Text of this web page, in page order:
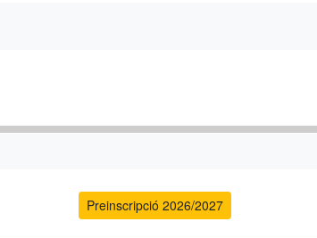
Preinscripció 2026/2027